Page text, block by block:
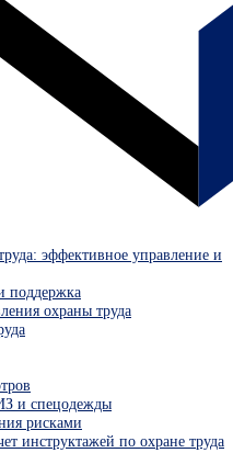
эффективное управление и
поддержка
охраны труда
и спецодежды
рисками
инструктажей по охране труда